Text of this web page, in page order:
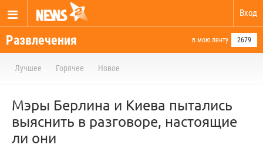
Вход
Развлечения в мою ленту 2679
Лучшее Горячее Новое
Мэры Берлина и Киева пытались
выяснить в разговоре, настоящие
ли они